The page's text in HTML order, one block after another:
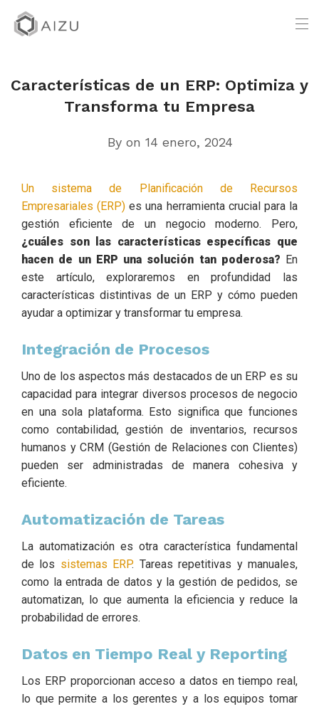
Características de un ERP: Optimiza y
Transforma tu Empresa
By on 14 enero, 2024
Un sistema de Planificación de Recursos
Empresariales (ERP) es una herramienta crucial para la
gestión eficiente de un negocio moderno. Pero,
¿cuáles son las características específicas que
hacen de un ERP una solución tan poderosa? En
este artículo, exploraremos en profundidad las
características distintivas de un ERP y cómo pueden
ayudar a optimizar y transformar tu empresa.
Integración de Procesos
Uno de los aspectos más destacados de un ERP es su
capacidad para integrar diversos procesos de negocio
en una sola plataforma. Esto significa que funciones
como contabilidad, gestión de inventarios, recursos
humanos y CRM (Gestión de Relaciones con Clientes)
pueden ser administradas de manera cohesiva y
eficiente.
Automatización de Tareas
La automatización es otra característica fundamental
de los sistemas ERP. Tareas repetitivas y manuales,
como la entrada de datos y la gestión de pedidos, se
automatizan, lo que aumenta la eficiencia y reduce la
probabilidad de errores.
Datos en Tiempo Real y Reporting
Los ERP proporcionan acceso a datos en tiempo real,
lo que permite a los gerentes y a los equipos tomar